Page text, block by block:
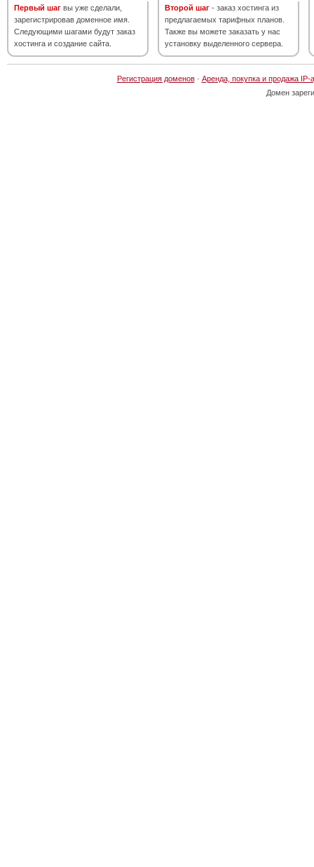
Первый шаг вы уже сделали,
зарегистрировав доменное имя.
Следующими шагами будут заказ
хостинга и создание сайта.
Второй шаг - заказ хостинга из
предлагаемых тарифных планов.
Также вы можете заказать у нас
установку выделенного сервера.
Регистрация доменов· Аренда, покупка и продажа IP-
Домен